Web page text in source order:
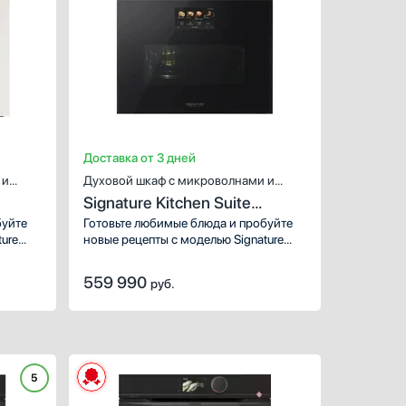
для
Доставка от 3 дней
Духовой шкаф с микроволнами и
паром
Signature Kitchen Suite
SKSLV2401S
Готовьте любимые блюда и пробуйте
новые рецепты с моделью Signature
объем внутренней камеры — выбор
камеры — 32 л. Из нее легко убрать
загрязнения, капли жира и сока, для
этого производителем разработана
специальная система: паровая.
559 990 руб.
ХАРАКТЕРИСТИКИ
5